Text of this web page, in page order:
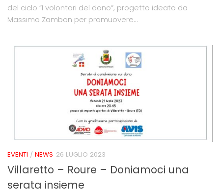
del ciclo “I volontari del dono”, progetto ideato da
Massimo Zambon per promuovere...
EVENTI / NEWS 26 LUGLIO 2023
Villaretto – Roure – Doniamoci una
serata insieme